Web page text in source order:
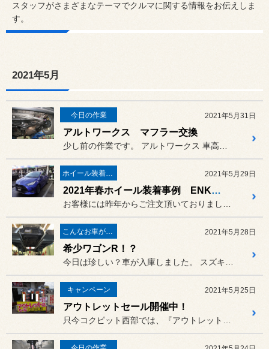
スタッフがさまざまなテーマでクルマに関する情報をお伝えしま
す。
2021年5月
今日の作業 2021年5月31日
アルトワークス マフラー交換
ホイール装着事例 2021年5月29日
2021年春ホイール装着事例 ENKEI＆weds
こんなお車がご来店 2021年5月28日
希少ワゴンR！？
キャンペーン 2021年5月25日
アウトレットセール開催中！